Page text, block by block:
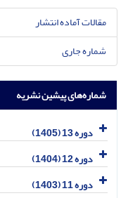
مقالات آماده انتشار
شماره جاری
شماره‌های پیشین نشریه
دوره 13 (1405)
دوره 12 (1404)
دوره 11 (1403)